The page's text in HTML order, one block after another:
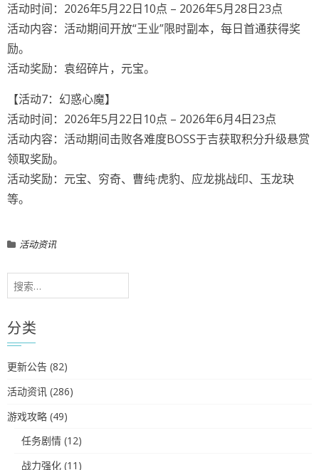
活动时间：2026年5月22日10点 – 2026年5月28日23点
活动内容：活动期间开放“王业”限时副本，每日首通获得奖
励。
活动奖励：袁绍碎片，元宝。
【活动7：幻惑心魔】
活动时间：2026年5月22日10点 – 2026年6月4日23点
活动内容：活动期间击败各难度BOSS于吉获取积分升级悬赏
领取奖励。
活动奖励：元宝、穷奇、曹纯·虎豹、应龙挑战印、玉龙玦
等。
活动资讯
搜
索：
分类
更新公告 (82)
活动资讯 (286)
游戏攻略 (49)
任务剧情 (12)
战力强化 (11)